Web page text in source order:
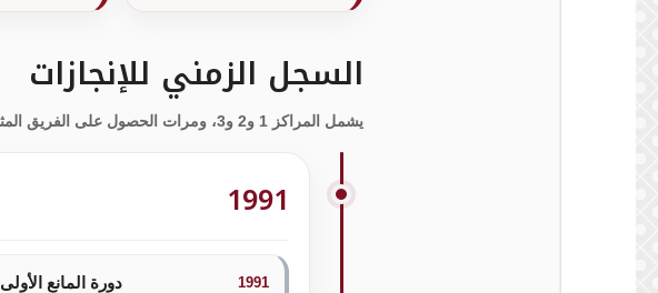
السجل الزمني للإنجازات
يشمل المراكز 1 و2 و3، ومرات الحصول على الفريق المثالي فقط
1991
1991 دورة المانع الأولى